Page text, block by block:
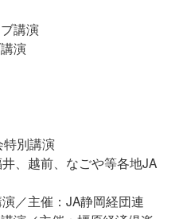
講演
演
特別講演
、越前、なごや等各地JA
／主催：JA静岡経団連